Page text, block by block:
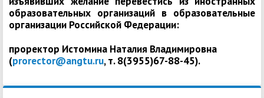
образовательных организаций в образовательные
организации Российской Федерации:
проректор Истомина Наталия Владимировна
(prorector@angtu.ru, т. 8(3955)67-88-45).